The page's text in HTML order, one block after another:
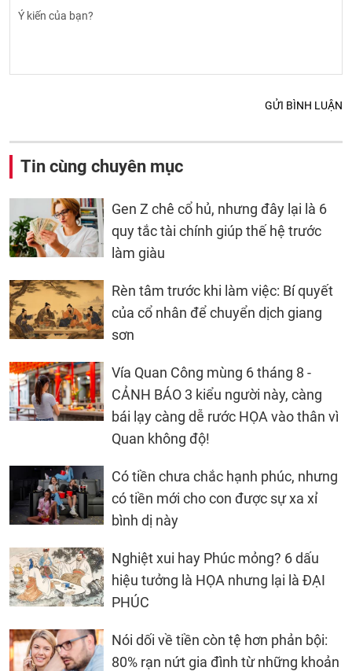
GỬI BÌNH LUẬN
Tin cùng chuyên mục
Gen Z chê cổ hủ, nhưng đây lại là 6
quy tắc tài chính giúp thế hệ trước
làm giàu
Rèn tâm trước khi làm việc: Bí quyết
của cổ nhân để chuyển dịch giang
sơn
Vía Quan Công mùng 6 tháng 8 -
CẢNH BÁO 3 kiểu người này, càng
bái lạy càng dễ rước HỌA vào thân vì
Quan không độ!
Có tiền chưa chắc hạnh phúc, nhưng
có tiền mới cho con được sự xa xỉ
bình dị này
Nghiệt xui hay Phúc mỏng? 6 dấu
hiệu tưởng là HỌA nhưng lại là ĐẠI
PHÚC
Nói dối về tiền còn tệ hơn phản bội:
80% rạn nứt gia đình từ những khoản